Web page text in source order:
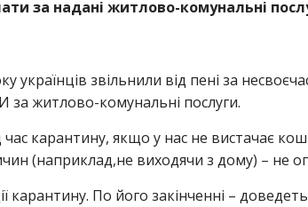
за надані житлово-комунальні
українців звільнили від пені за
житлово-комунальні послуги.
карантину, якщо у нас не вистачає
(наприклад,не виходячи з дому) – не
карантину. По його закінченні –